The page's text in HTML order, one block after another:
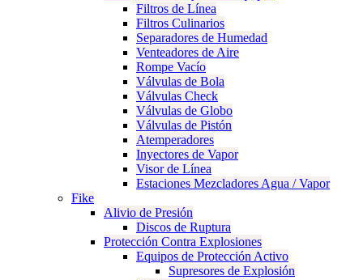
Filtros de Línea
Filtros Culinarios
Separadores de Humedad
Venteadores de Aire
Rompe Vacío
Válvulas de Bola
Válvulas Check
Válvulas de Globo
Válvulas de Pistón
Atemperadores
Inyectores de Vapor
Visor de Línea
Estaciones Mezcladores Agua / Vapor
Fike
Alivio de Presión
Discos de Ruptura
Protección Contra Explosiones
Equipos de Protección Activo
Supresores de Explosión